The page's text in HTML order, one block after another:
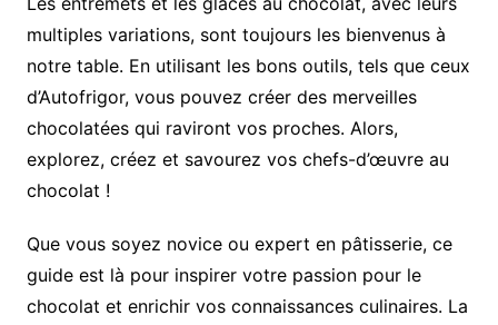
multiples variations, sont toujours les bienvenus à
notre table. En utilisant les bons outils, tels que ceux
d’Autofrigor, vous pouvez créer des merveilles
chocolatées qui raviront vos proches. Alors,
explorez, créez et savourez vos chefs-d’œuvre au
chocolat !
Que vous soyez novice ou expert en pâtisserie, ce
guide est là pour inspirer votre passion pour le
chocolat et enrichir vos connaissances culinaires. La